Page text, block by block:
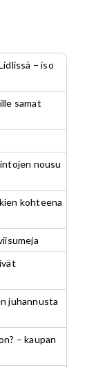
– iso
samat
nousu
kohteena
juhannusta
– kaupan